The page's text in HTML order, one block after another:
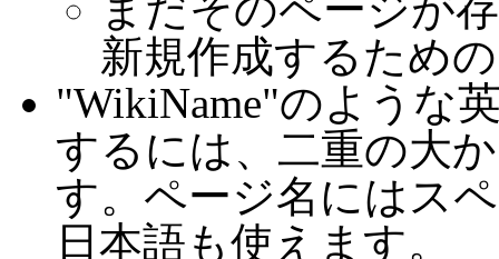
新規作成するため
"WikiName"のような
するには、二重の大
す。ページ名にはス
日本語も使えます。